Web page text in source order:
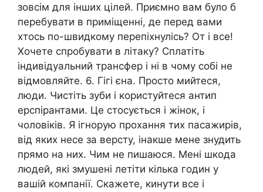
зовсім для інших цілей. Приємно вам було б
перебувати в приміщенні, де перед вами
хтось по-швидкому перепіхнулісь? От і все!
Хочете спробувати в літаку? Сплатіть
індивідуальний трансфер і ні в чому собі не
відмовляйте. 6. Гігі єна. Просто мийтеся,
люди. Чистіть зуби і користуйтеся антип
ерспірантами. Це стосується і жінок, і
чоловіків. Я ігнорую прохання тих пасажирів,
від яких несе за версту, інакше мене знудить
прямо на них. Чим не пишаюся. Мені шкода
людей, які змушені летіти кілька годин у
вашій компанії. Скажете, кинути все і